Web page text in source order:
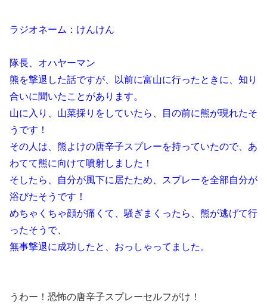
ラジオネーム：けんけん
隊長、オハヤーマン
熊を撃退した話ですが、以前に富山に行ったときに、知り
合いに聞いたことがあります。
山に入り、山菜採りをしていたら、目の前に熊が現れたそ
うです！
その人は、熊よけの唐辛子スプレーを持っていたので、あ
わてて熊に向けて噴射しました！
そしたら、自分が風下に居たため、スプレーを全部自分が
浴びたそうです！
めちゃくちゃ顔が痛くて、騒ぎまくったら、熊が逃げて行
ったそうで、
無事撃退に成功したと、おっしゃってました。
うわー！恐怖の唐辛子スプレーセルフがけ！